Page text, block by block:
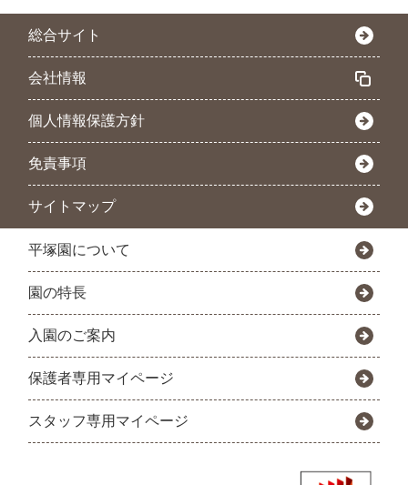
総合サイト
会社情報
個人情報保護方針
免責事項
サイトマップ
平塚園について
園の特長
入園のご案内
保護者専用マイページ
スタッフ専用マイページ